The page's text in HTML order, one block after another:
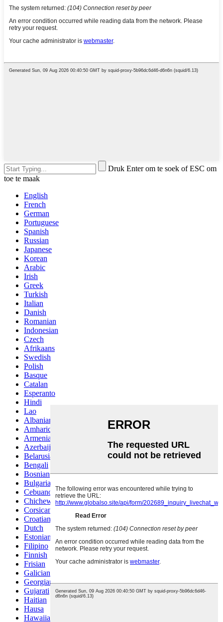
Druk Enter om te soek of ESC om
toe te maak
English
French
German
Portuguese
Spanish
Russian
Japanese
Korean
Arabic
Irish
Greek
Turkish
Italian
Danish
Romanian
Indonesian
Czech
Afrikaans
Swedish
Polish
Basque
Catalan
Esperanto
Hindi
Lao
Albanian
Amharic
Armenian
Azerbaijani
Belarusian
Bengali
Bosnian
Bulgarian
Cebuano
Chichewa
Corsican
Croatian
Dutch
Estonian
Filipino
Finnish
Frisian
Galician
Georgian
Gujarati
Haitian
Hausa
Hawaiian